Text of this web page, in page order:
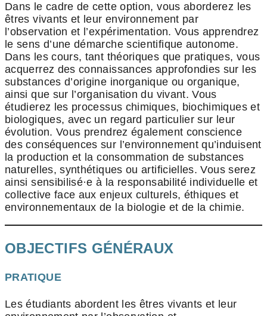
Dans le cadre de cette option, vous aborderez les
êtres vivants et leur environnement par
l’observation et l’expérimentation. Vous apprendrez
le sens d’une démarche scientifique autonome.
Dans les cours, tant théoriques que pratiques, vous
acquerrez des connaissances approfondies sur les
substances d’origine inorganique ou organique,
ainsi que sur l’organisation du vivant. Vous
étudierez les processus chimiques, biochimiques et
biologiques, avec un regard particulier sur leur
évolution. Vous prendrez également conscience
des conséquences sur l’environnement qu’induisent
la production et la consommation de substances
naturelles, synthétiques ou artificielles. Vous serez
ainsi sensibilisé·e à la responsabilité individuelle et
collective face aux enjeux culturels, éthiques et
environnementaux de la biologie et de la chimie.
OBJECTIFS GÉNÉRAUX
PRATIQUE
Les étudiants abordent les êtres vivants et leur